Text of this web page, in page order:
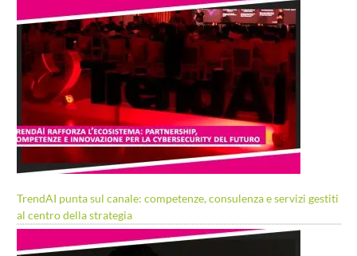
TrendAI punta sul canale: competenze, consulenza e servizi gestiti
al centro della strategia